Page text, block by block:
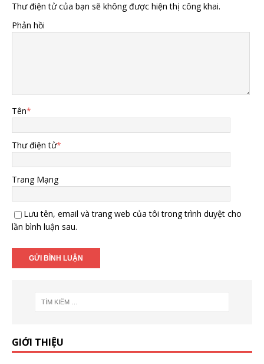
Thư điện tử của bạn sẽ không được hiện thị công khai.
Phản hồi
Tên*
Thư điện tử*
Trang Mạng
Lưu tên, email và trang web của tôi trong trình duyệt cho
lần bình luận sau.
GIỚI THIỆU